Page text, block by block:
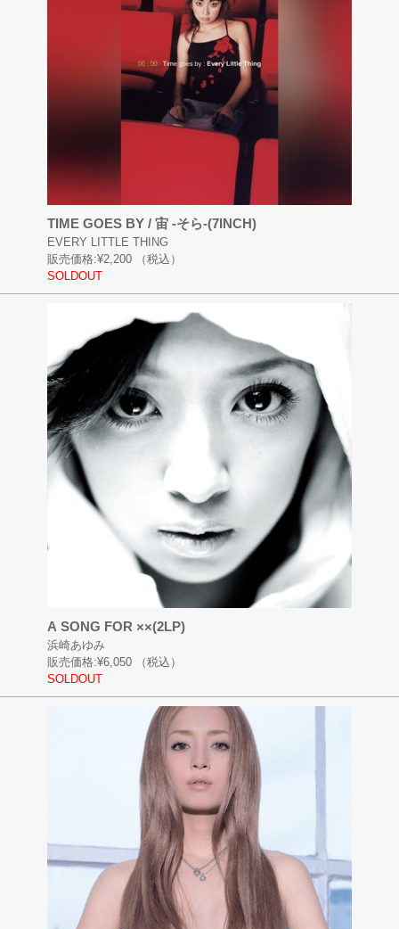
TIME GOES BY / 宙 -そら-(7INCH)
EVERY LITTLE THING
販売価格:¥2,200
（税込）
SOLDOUT
A SONG FOR ××(2LP)
浜崎あゆみ
販売価格:¥6,050
（税込）
SOLDOUT